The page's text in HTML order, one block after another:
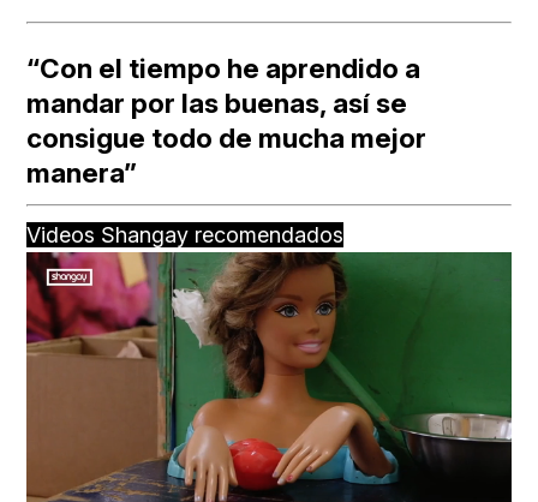
“Con el tiempo he aprendido a
mandar por las buenas, así se
consigue todo de mucha mejor
manera”
Videos Shangay recomendados